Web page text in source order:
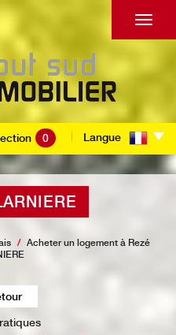
0 Langue
Acheter un logement à Rezé